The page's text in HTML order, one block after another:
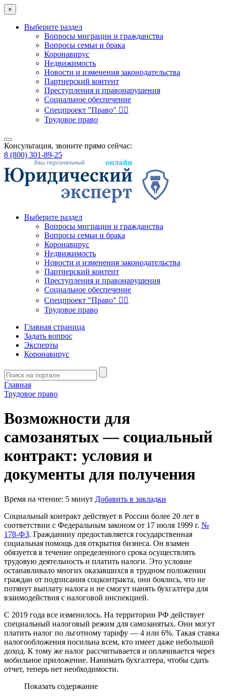
×
Выберите раздел
Вопросы миграции и гражданства
Вопросы семьи и брака
Коронавирус
Недвижимость
Новости и изменения законодательства
Партнерский контент
Преступления и правонарушения
Социальное обеспечение
Спецпроект "Право" 👮‍♂️
Трудовое право
Консультация, звоните прямо сейчас:
8 (800) 301-89-25
Выберите раздел
Вопросы миграции и гражданства
Вопросы семьи и брака
Коронавирус
Недвижимость
Новости и изменения законодательства
Партнерский контент
Преступления и правонарушения
Социальное обеспечение
Спецпроект "Право" 👮‍♂️
Трудовое право
Главная страница
Задать вопрос
Эксперты
Коронавирус
Главная
Трудовое право
Возможности для
самозанятых — социальный
контракт: условия и
документы для получения
Время на чтение: 5 минут Добавить в закладки
Социальный контракт действует в России более 20 лет в
соответствии с Федеральным законом от 17 июля 1999 г. №
178-ФЗ. Гражданину предоставляется государственная
социальная помощь для открытия бизнеса. Он взамен
обязуется в течение определенного срока осуществлять
трудовую деятельность и платить налоги. Это условие
останавливало многих оказавшихся в трудном положении
граждан от подписания соцконтракта, они боялись, что не
потянут выплату налога и не смогут нанять бухгалтера для
взаимодействия с налоговой инспекцией.
С 2019 года все изменилось. На территории РФ действует
специальный налоговый режим для самозанятых. Они могут
платить налог по льготному тарифу — 4 или 6%. Такая ставка
налогообложения посильна всем, кто имеет даже небольшой
доход. К тому же налог рассчитывается и оплачивается через
мобильное приложение. Нанимать бухгалтера, чтобы сдать
отчет, теперь нет необходимости.
Показать содержание